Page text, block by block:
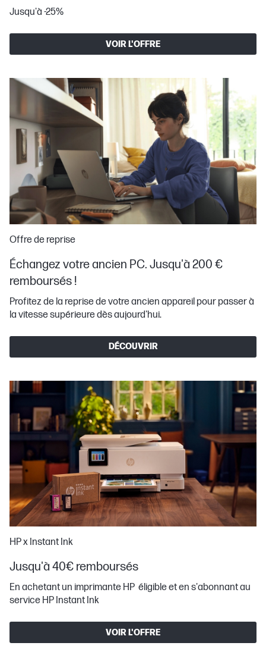
Jusqu'à -25%
VOIR L'OFFRE
Offre de reprise
Échangez votre ancien PC. Jusqu'à 200 €
remboursés !
Profitez de la reprise de votre ancien appareil pour passer à
la vitesse supérieure dès aujourd'hui.
DÉCOUVRIR
HP x Instant Ink
Jusqu'à 40€ remboursés
En achetant un imprimante HP éligible et en s'abonnant au
service HP Instant Ink
VOIR L'OFFRE